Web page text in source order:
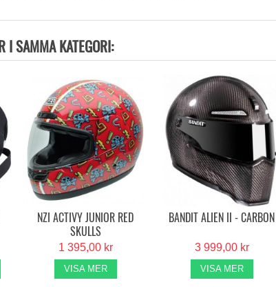
I SAMMA KATEGORI:
NZI ACTIVY JUNIOR RED
SKULLS
1 395,00 kr
VISA MER
BANDIT ALIEN II - CARBON
3 999,00 kr
VISA MER